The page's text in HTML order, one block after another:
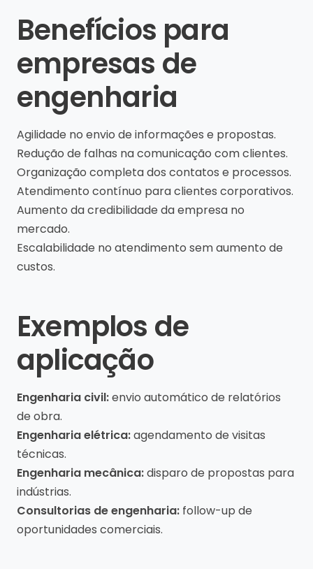
Benefícios para
empresas de
engenharia
Agilidade no envio de informações e propostas.
Redução de falhas na comunicação com clientes.
Organização completa dos contatos e processos.
Atendimento contínuo para clientes corporativos.
Aumento da credibilidade da empresa no
mercado.
Escalabilidade no atendimento sem aumento de
custos.
Exemplos de
aplicação
Engenharia civil:envio automático de relatórios
de obra.
Engenharia elétrica:agendamento de visitas
técnicas.
Engenharia mecânica:disparo de propostas para
indústrias.
Consultorias de engenharia: follow-up de
oportunidades comerciais.